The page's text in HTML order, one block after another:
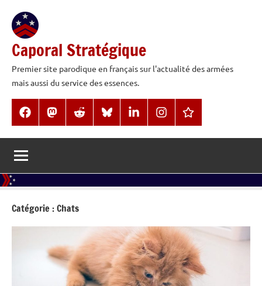
contenu
Caporal Stratégique
Premier site parodique en français sur l'actualité des armées
mais aussi du service des essences.
FacebookMastodonReddit BlueSkyLinkedInInstagramThreads
Catégorie :Chats